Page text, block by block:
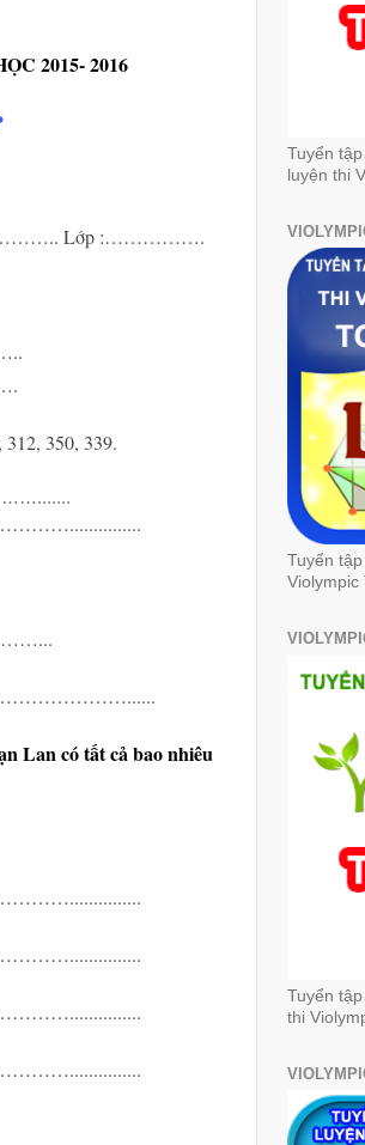
2015- 2016
Lớp :…………….
350, 339.
Lan có tất cả bao nhiêu
Tuyển
luyện thi
Tuyển
Violympic
Tuyển
thi